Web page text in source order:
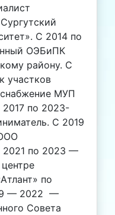
С 2014 по
ОЭБиПК
району. С
участков
МУП
по 2023-
С 2019
2021 по 2023 —
по
— 2022 —
Совета